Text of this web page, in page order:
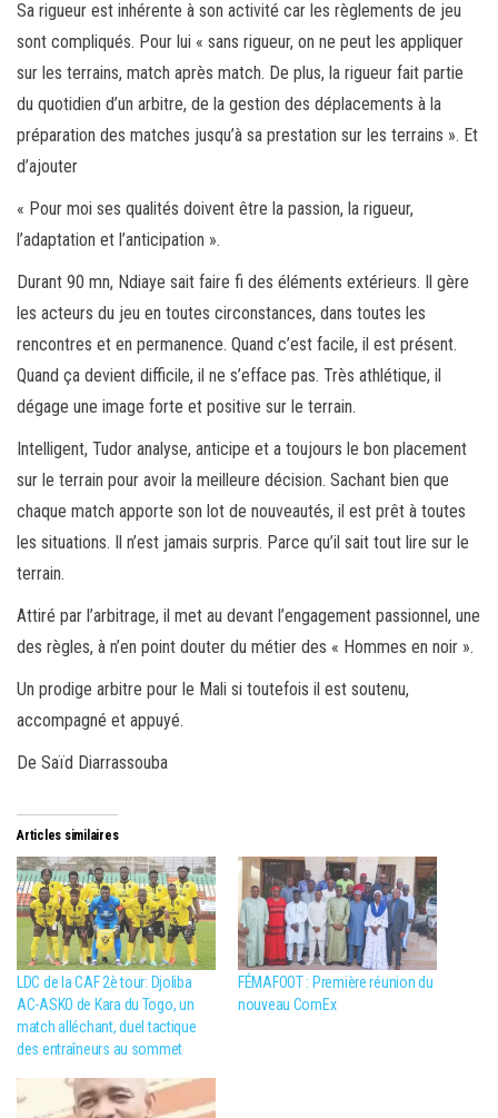
Sa rigueur est inhérente à son activité car les règlements de jeu
sont compliqués. Pour lui « sans rigueur, on ne peut les appliquer
sur les terrains, match après match. De plus, la rigueur fait partie
du quotidien d’un arbitre, de la gestion des déplacements à la
préparation des matches jusqu’à sa prestation sur les terrains ». Et
d’ajouter
« Pour moi ses qualités doivent être la passion, la rigueur,
l’adaptation et l’anticipation ».
Durant 90 mn, Ndiaye sait faire fi des éléments extérieurs. Il gère
les acteurs du jeu en toutes circonstances, dans toutes les
rencontres et en permanence. Quand c’est facile, il est présent.
Quand ça devient difficile, il ne s’efface pas. Très athlétique, il
dégage une image forte et positive sur le terrain.
Intelligent, Tudor analyse, anticipe et a toujours le bon placement
sur le terrain pour avoir la meilleure décision. Sachant bien que
chaque match apporte son lot de nouveautés, il est prêt à toutes
les situations. Il n’est jamais surpris. Parce qu’il sait tout lire sur le
terrain.
Attiré par l’arbitrage, il met au devant l’engagement passionnel, une
des règles, à n’en point douter du métier des « Hommes en noir ».
Un prodige arbitre pour le Mali si toutefois il est soutenu,
accompagné et appuyé.
De Saïd Diarrassouba
Articles similaires
LDC de la CAF 2è tour: Djoliba
AC-ASKO de Kara du Togo, un
match alléchant, duel tactique
des entraîneurs au sommet
FÉMAFOOT : Première réunion du
nouveau ComEx